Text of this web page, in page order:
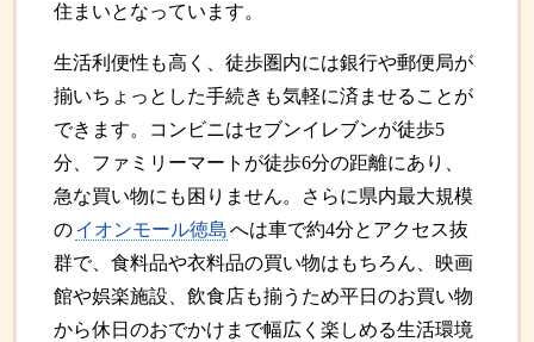
住まいとなっています。
生活利便性も高く、徒歩圏内には銀行や郵便局が
揃いちょっとした手続きも気軽に済ませることが
できます。コンビニはセブンイレブンが徒歩5
分、ファミリーマートが徒歩6分の距離にあり、
急な買い物にも困りません。さらに県内最大規模
のイオンモール徳島へは車で約4分とアクセス抜
群で、食料品や衣料品の買い物はもちろん、映画
館や娯楽施設、飲食店も揃うため平日のお買い物
から休日のおでかけまで幅広く楽しめる生活環境